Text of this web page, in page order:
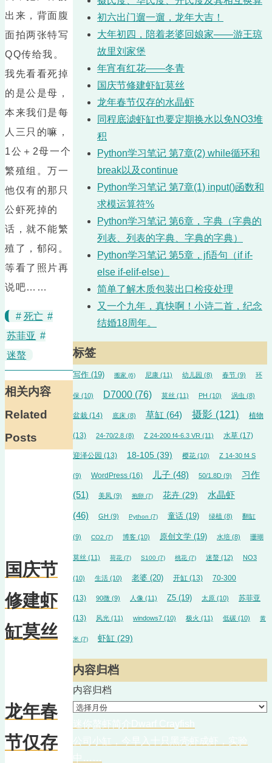
出来，背面腹
面拍两张特写
QQ传给我。
我先看看死掉
的是公是母，
本来我们是每
人三只的嘛，
1公＋2母一个
繁殖组。万一
他仅有的那只
公虾死掉的
话，就不能繁
殖了，郁闷。
等看了照片再
说吧……
# 死亡 #
苏菲亚 #
迷螯
相关内容
Related
Posts
国庆节
修建虾
缸莫丝
龙年春
节仅存
初六出门遛一遛，龙年大吉！
大年初四，陪着老婆回娘家——游王琼
故里刘家堡
年宵有红花——冬青
国庆节修建虾缸莫丝
龙年春节仅存的水晶虾
同程底滤虾缸也要定期换水以免NO3堆
积
Python学习笔记 第7章(2) while循环和
break以及continue
Python学习笔记 第7章(1) input()函数和
求模运算符%
Python学习笔记 第6章，字典（字典的
列表、列表的字典、字典的字典）
Python学习笔记 第5章，jf语句（if if-
else if-elif-else）
简单了解木质包装出口检疫处理
又一个九年，真快啊！小诗二首，纪念
结婚18周年。
标签
写作 (19) 搬家 (6) 尼康 (11) 幼儿园 (8) 春节 (9) 环
保 (10) D7000 (76) 莫丝 (11) PH (10) 涡虫 (8)
盆栽 (14) 底床 (8) 草缸 (64) 摄影 (121) 植物
(13) 24-70/2.8 (8) Z 24-200 f4-6.3 VR (11) 水草 (17)
迎泽公园 (13) 18-105 (39) 樱花 (10) Z 14-30 f4 S
(9) WordPress (16) 儿子 (48) 50/1.8D (9) 习作
(51) 美凤 (9) 抱卵 (7) 花卉 (29) 水晶虾
(46) GH (9) Python (7) 童话 (19) 绿植 (8) 翻缸
(9) CO2 (7) 博客 (10) 原创文学 (19) 水培 (8) 珊瑚
莫丝 (11) 荷花 (7) S100 (7) 桃花 (7) 迷螯 (12) NO3
(10) 生活 (10) 老婆 (20) 开缸 (13) 70-300
(13) 90微 (9) 人像 (11) Z5 (19) 太原 (10) 苏菲亚
(13) 风光 (11) windows7 (10) 极火 (11) 低碳 (10) 黄
米 (7) 虾缸 (29)
内容归档
内容归档